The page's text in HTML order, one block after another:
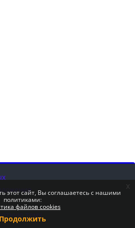
тему
этот сайт, Вы соглашаетесь с нашими
политиками:
файлов cookies
Продолжить
x